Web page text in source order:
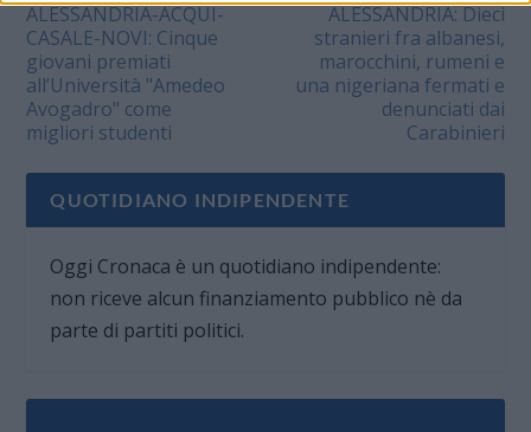
ALESSANDRIA-ACQUI-
CASALE-NOVI: Cinque
giovani premiati
all’Università "Amedeo
Avogadro" come
migliori studenti
ALESSANDRIA: Dieci
stranieri fra albanesi,
marocchini, rumeni e
una nigeriana fermati e
denunciati dai
Carabinieri
QUOTIDIANO INDIPENDENTE
Oggi Cronaca è un quotidiano indipendente:
non riceve alcun finanziamento pubblico nè da
parte di partiti politici.